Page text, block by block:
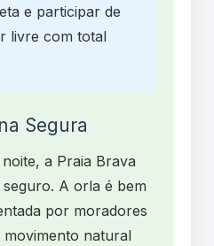
e participar de
livre com total
Segura
a Praia Brava
A orla é bem
por moradores
natural